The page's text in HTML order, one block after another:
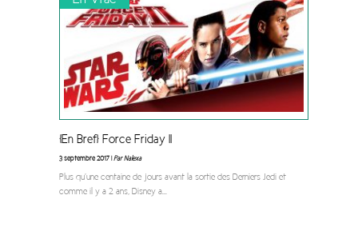
[En Bref] Force Friday II
3 septembre 2017 |Par Nalexa
Plus qu’une centaine de jours avant la sortie des Derniers Jedi et
comme il y a 2 ans, Disney a...